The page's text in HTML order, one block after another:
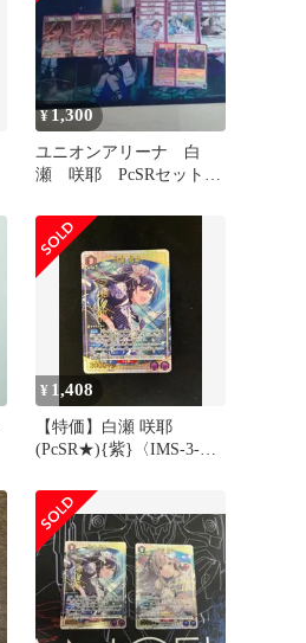
¥1,300
ユニオンアリーナ 白
瀬 咲耶 PcSRセット
カ）
¥ 1,408
【特価】白瀬 咲耶
(PcSR★){紫}〈IMS-3-
アイドルマスター シャイ
ニーカラーズ
【UA04BT】]